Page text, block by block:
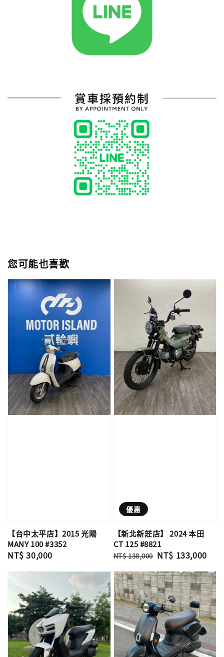
您可能也喜歡
【台中太平店】2015 光陽
MANY 100 #3352
Regular
NT$ 30,000
優惠
【新北新莊店】 2024 本田
CT 125 #8821
Regular
NT$ 138,000 Sale
NT$ 133,000